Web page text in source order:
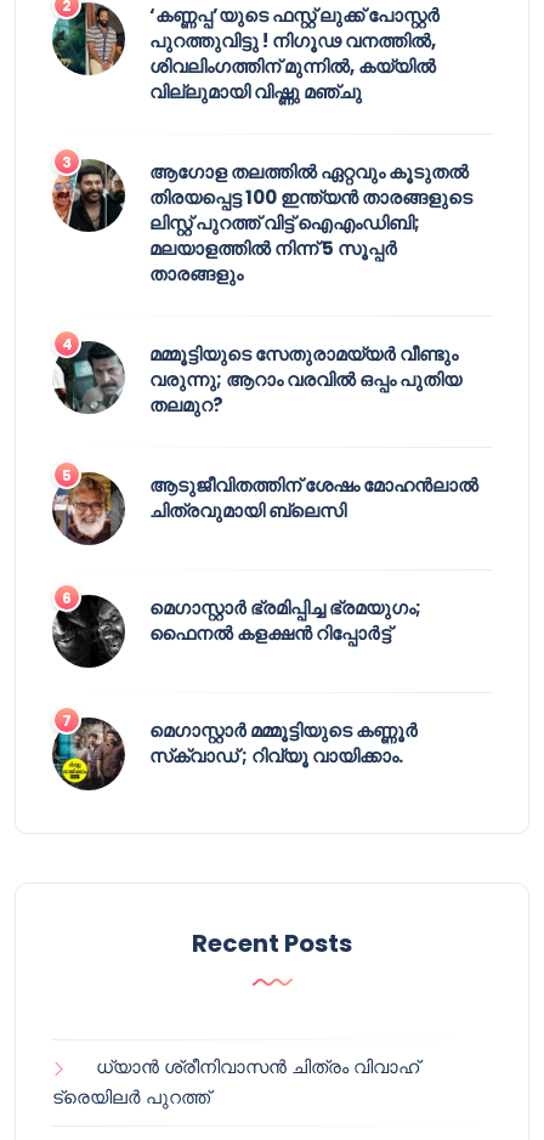
‘കണ്ണപ്പ’യുടെ ഫസ്റ്റ് ലുക്ക് പോസ്റ്റർ
പുറത്തുവിട്ടു ! നിഗൂഢ വനത്തിൽ,
ശിവലിംഗത്തിന് മുന്നിൽ, കയ്യിൽ
വില്ലുമായി വിഷ്ണു മഞ്ചു
ആഗോള തലത്തിൽ ഏറ്റവും കൂടുതൽ
തിരയപ്പെട്ട 100 ഇന്ത്യൻ താരങ്ങളുടെ
ലിസ്റ്റ് പുറത്ത് വിട്ട് ഐഎംഡിബി;
മലയാളത്തിൽ നിന്ന് 5 സൂപ്പർ
താരങ്ങളും
മമ്മൂട്ടിയുടെ സേതുരാമയ്യർ വീണ്ടും
വരുന്നു; ആറാം വരവിൽ ഒപ്പം പുതിയ
തലമുറ?
ആടുജീവിതത്തിന് ശേഷം മോഹൻലാൽ
ചിത്രവുമായി ബ്ലെസി
മെഗാസ്റ്റാർ ഭ്രമിപ്പിച്ച ഭ്രമയുഗം;
ഫൈനൽ കളക്ഷൻ റിപ്പോർട്ട്
മെഗാസ്റ്റാർ മമ്മൂട്ടിയുടെ കണ്ണൂർ
സ്‌ക്വാഡ് ; റിവ്യൂ വായിക്കാം.
Recent Posts
ധ്യാൻ ശ്രീനിവാസൻ ചിത്രം വിവാഹ്
ട്രെയിലർ പുറത്ത്